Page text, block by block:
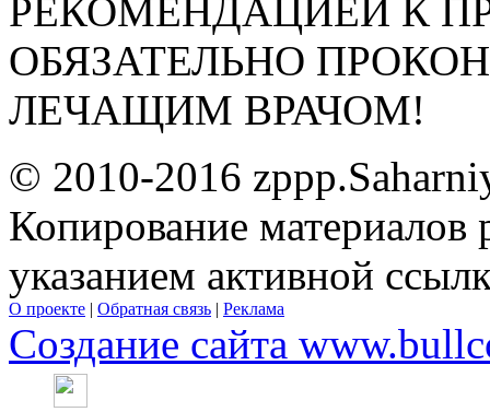
РЕКОМЕНДАЦИЕЙ К
ОБЯЗАТЕЛЬНО
ЛЕЧАЩИМ ВРАЧОМ!
© 2010-2016
Копирование материалов
указанием активной
О проекте | Обратная связь | Реклама
Создание сайта